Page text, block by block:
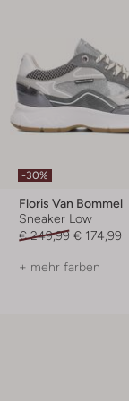
-30%
Floris Van Bommel
Sneaker Low
€ 249,99 € 174,99
+ mehr farben